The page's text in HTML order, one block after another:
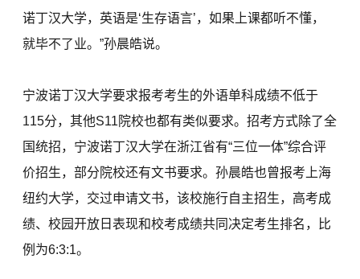
诺丁汉大学，英语是‘生存语言’，如果上课都听不懂，
就毕不了业。”孙晨皓说。
宁波诺丁汉大学要求报考考生的外语单科成绩不低于
115分，其他S11院校也都有类似要求。招考方式除了全
国统招，宁波诺丁汉大学在浙江省有“三位一体”综合评
价招生，部分院校还有文书要求。孙晨皓也曾报考上海
纽约大学，交过申请文书，该校施行自主招生，高考成
绩、校园开放日表现和校考成绩共同决定考生排名，比
例为6:3:1。